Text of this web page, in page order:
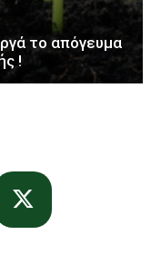
το απόγευμα
!